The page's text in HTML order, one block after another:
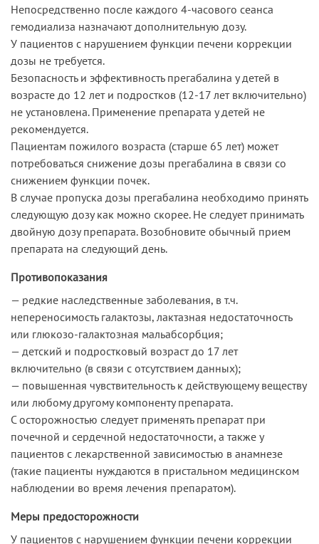
Непосредственно после каждого 4-часового сеанса
гемодиализа назначают дополнительную дозу.
У пациентов с нарушением функции печени коррекции
дозы не требуется.
Безопасность и эффективность прегабалина у детей в
возрасте до 12 лет и подростков (12-17 лет включительно)
не установлена. Применение препарата у детей не
рекомендуется.
Пациентам пожилого возраста (старше 65 лет) может
потребоваться снижение дозы прегабалина в связи со
снижением функции почек.
В случае пропуска дозы прегабалина необходимо принять
следующую дозу как можно скорее. Не следует принимать
двойную дозу препарата. Возобновите обычный прием
препарата на следующий день.
Противопоказания
— редкие наследственные заболевания, в т.ч.
непереносимость галактозы, лактазная недостаточность
или глюкозо-галактозная мальабсорбция;
— детский и подростковый возраст до 17 лет
включительно (в связи с отсутствием данных);
— повышенная чувствительность к действующему веществу
или любому другому компоненту препарата.
С осторожностью следует применять препарат при
почечной и сердечной недостаточности, а также у
пациентов с лекарственной зависимостью в анамнезе
(такие пациенты нуждаются в пристальном медицинском
наблюдении во время лечения препаратом).
Меры предосторожности
У пациентов с нарушением функции печени коррекции